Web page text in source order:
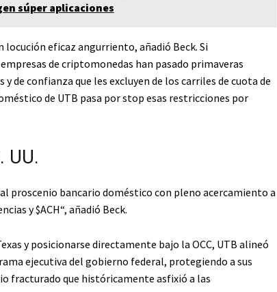
súper aplicaciones
locución eficaz angurriento, añadió Beck. Si
de criptomonedas han pasado primaveras
de confianza que les excluyen de los carriles de cuota de
de UTB pasa por stop esas restricciones por
UU.
proscenio bancario doméstico con pleno acercamiento a
y$ACH“, añadió Beck.
y posicionarse directamente bajo la OCC, UTB alineó
ejecutiva del gobierno federal, protegiendo a sus
fracturado que históricamente asfixió a las